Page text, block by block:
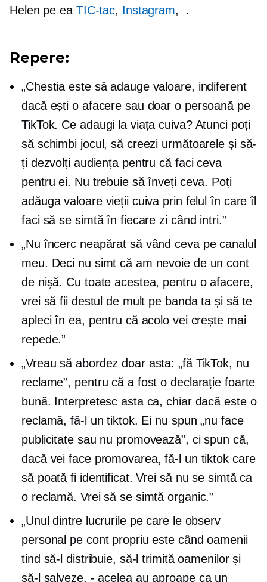
Helen pe ea TIC-tac, Instagram, .
Repere:
„Chestia este să adauge valoare, indiferent
dacă ești o afacere sau doar o persoană pe
TikTok. Ce adaugi la viața cuiva? Atunci poți
să schimbi jocul, să creezi următoarele și să-
ți dezvolți audiența pentru că faci ceva
pentru ei. Nu trebuie să înveți ceva. Poți
adăuga valoare vieții cuiva prin felul în care îl
faci să se simtă în fiecare zi când intri.”
„Nu încerc neapărat să vând ceva pe canalul
meu. Deci nu simt că am nevoie de un cont
de nișă. Cu toate acestea, pentru o afacere,
vrei să fii destul de mult pe banda ta și să te
apleci în ea, pentru că acolo vei crește mai
repede.”
„Vreau să abordez doar asta: „fă TikTok, nu
reclame”, pentru că a fost o declarație foarte
bună. Interpretesc asta ca, chiar dacă este o
reclamă, fă-l un tiktok. Ei nu spun „nu face
publicitate sau nu promovează”, ci spun că,
dacă vei face promovarea, fă-l un tiktok care
să poată fi identificat. Vrei să nu se simtă ca
o reclamă. Vrei să se simtă organic.”
„Unul dintre lucrurile pe care le observ
personal pe cont propriu este când oamenii
tind să-l distribuie, să-l trimită oamenilor și
să-l salveze. - acelea au aproape ca un